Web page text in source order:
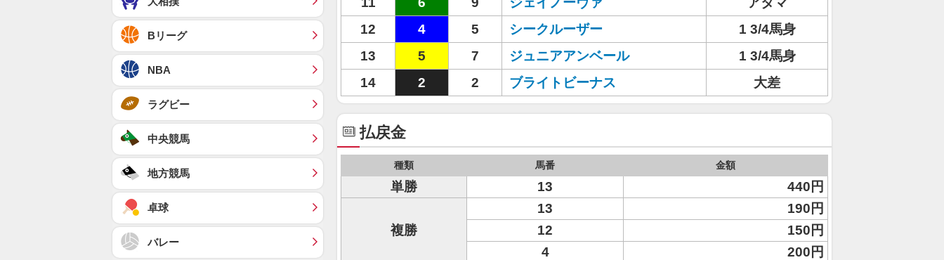
12
4 5 シークルーザー
1 3/4馬身
13
5 7 ジュニアアンベール
1 3/4馬身
14
2 2 ブライトビーナス 大差
払戻金
種類 馬番 金額
単勝 13 440円
複勝
13
190円
12
150円
4
200円
Bリーグ
NBA
ラグビー
中央競馬
地方競馬
卓球
バレー